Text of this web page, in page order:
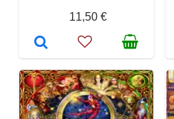
11,50 €